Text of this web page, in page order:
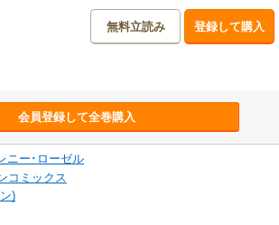
無料立読み 登録して購入
会員登録して全巻購入
ニー･ローゼル
コミックス
)